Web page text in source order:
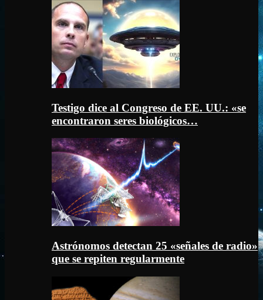
Testigo dice al Congreso de EE. UU.: «se
encontraron seres biológicos…
Astrónomos detectan 25 «señales de radio»
que se repiten regularmente